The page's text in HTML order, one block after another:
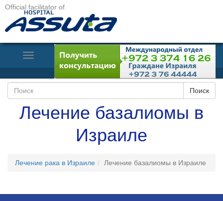
Official facilitator of
Toggle
Navigation
Лечение базалиомы в
Израиле
Лечение рака в Израиле Лечение базалиомы в Израиле